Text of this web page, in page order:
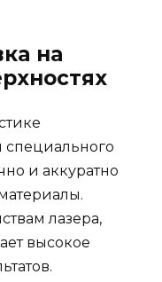
на
и аккуратно
лазера,
высокое